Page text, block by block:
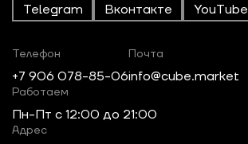
Telegram Вконтакте YouTube
Телефон
+7 906 078-85-06
Почта
info@cube.market
Работаем
Пн-Пт c 12:00 до 21:00
Адрес